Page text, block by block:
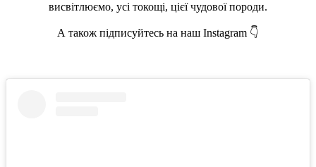
висвітлюємо, усі токощі, цієї чудової породи.
А також підписуйтесь на наш Instagram 👇